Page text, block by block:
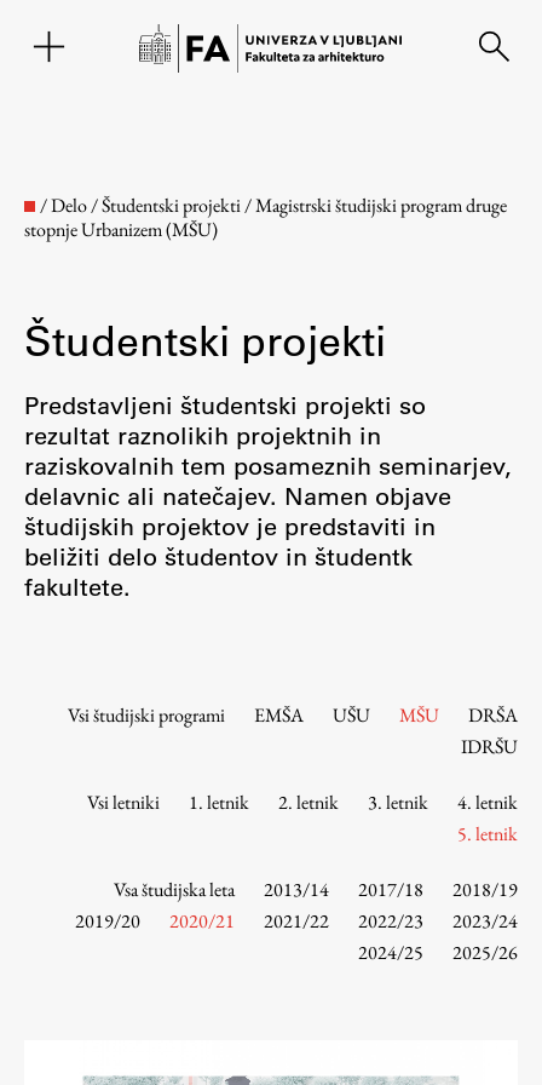
Fakulteta
O fakulteti
Osebje
Organiziranost
Mednarodno sodelovanje
Tržna dejavnost
Intranet UL FA
/Delo/Študentski projekti/Magistrski študijski program druge
stopnje Urbanizem (MŠU)
Študentski projekti
Predstavljeni študentski projekti so
rezultat raznolikih projektnih in
raziskovalnih tem posameznih seminarjev,
delavnic ali natečajev. Namen objave
študijskih projektov je predstaviti in
beližiti delo študentov in študentk
fakultete.
Vsi študijski programi EMŠA UŠU MŠU
DRŠA
IDRŠU
Vsi letniki 1. letnik 2. letnik 3. letnik
4. letnik
5. letnik
Vsa študijska leta 2013/14 2017/18
2018/19
2019/20
2020/21 2021/22 2022/23
2023/24
2024/25
2025/26